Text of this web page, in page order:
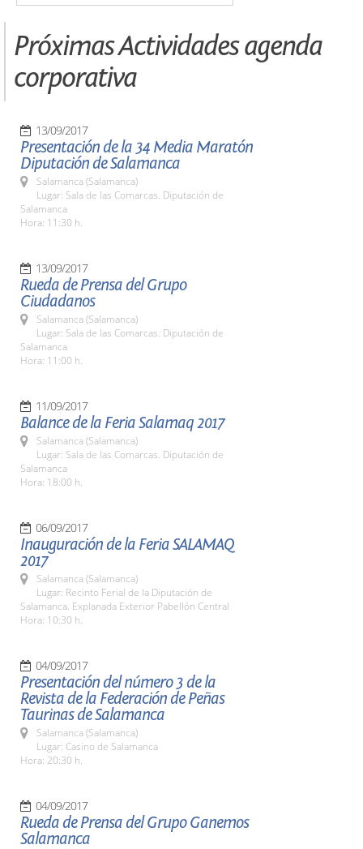
Próximas Actividades agenda
corporativa
13/09/2017
Presentación de la 34 Media Maratón
Diputación de Salamanca
Salamanca (Salamanca)
Lugar: Sala de las Comarcas. Diputación de
Salamanca
Hora: 11:30 h.
13/09/2017
Rueda de Prensa del Grupo
Ciudadanos
Salamanca (Salamanca)
Lugar: Sala de las Comarcas. Diputación de
Salamanca
Hora: 11:00 h.
11/09/2017
Balance de la Feria Salamaq 2017
Salamanca (Salamanca)
Lugar: Sala de las Comarcas. Diputación de
Salamanca
Hora: 18:00 h.
06/09/2017
Inauguración de la Feria SALAMAQ
2017
Salamanca (Salamanca)
Lugar: Recinto Ferial de la Diputación de
Salamanca. Explanada Exterior Pabellón Central
Hora: 10:30 h.
04/09/2017
Presentación del número 3 de la
Revista de la Federación de Peñas
Taurinas de Salamanca
Salamanca (Salamanca)
Lugar: Casino de Salamanca
Hora: 20:30 h.
04/09/2017
Rueda de Prensa del Grupo Ganemos
Salamanca